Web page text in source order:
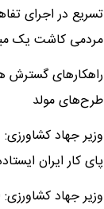
تسریع در اجرای
مردمی کاشت یک
راهکارهای گسترش
طرح‌های مولد
وزیر جهاد
پای کار ایران
وزیر جهاد کشاورزی: